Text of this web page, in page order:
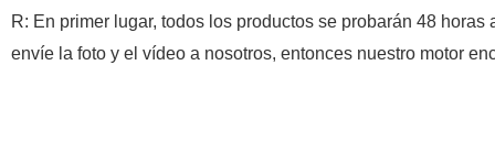
R: En primer lugar, todos los productos se probarán 48
envíe la foto y el vídeo a nosotros, entonces nuestro motor